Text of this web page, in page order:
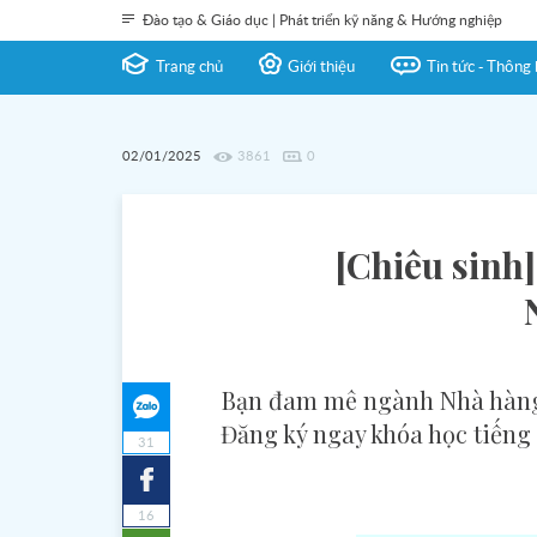
Đào tạo & Giáo dục | Phát triển kỹ năng & Hướng nghiệp
Trang chủ Giới thiệu Tin tức -
02/01/2025 3861 0
[Chiêu
Bạn đam mê ngành Nhà
Đăng ký ngay khóa học
31
16